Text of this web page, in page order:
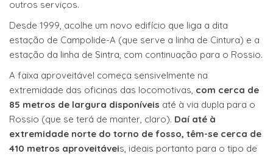
outros serviços.
Desde 1999, acolhe um novo edifício que liga a dita
estação de Campolide-A (que serve a linha de Cintura) e a
estação da linha de Sintra, com continuação para o Rossio.
A faixa aproveitável começa sensivelmente na
extremidade das oficinas das locomotivas, com cerca de
85 metros de largura disponíveis até à via dupla para o
Rossio (que se terá de manter, claro). Daí até à
extremidade norte do torno de fosso, têm-se cerca de
410 metros aproveitáveis, ideais portanto para o tipo de